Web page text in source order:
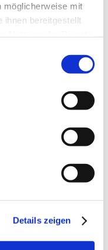
möglicherweise mit
ihnen bereitgestellt
Details zeigen